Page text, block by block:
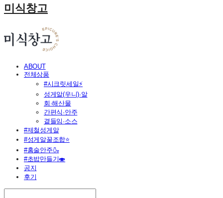
미식창고
ABOUT
전체상품
#시크릿세일⚡
성게알(우니)·알
회·해산물
간편식·안주
곁들임·소스
#제철성게알
#성게알꿀조합⭐
#홈술안주🍶
#초밥만들기🍣
공지
후기